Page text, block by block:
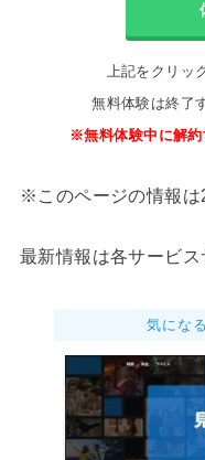
上記をクリッ
無料体験は終了
※無料体験中に解約
※このページの情報
最新情報は各サービ
気にな